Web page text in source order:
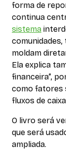
forma de
continua
sistema
moldam
Ela explica
financeira”,
como fatores
fluxos de
O livro será
que será
ampliada.